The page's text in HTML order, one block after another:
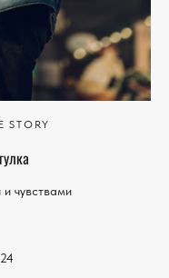
STORY
чувствами